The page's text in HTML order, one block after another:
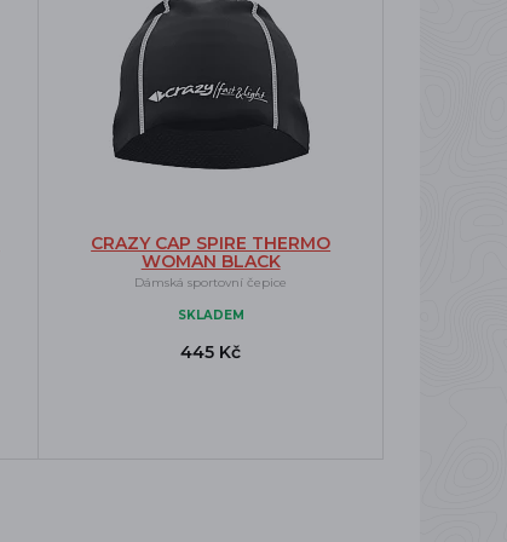
CRAZY CAP SPIRE THERMO
WOMAN BLACK
Dámská sportovní čepice
SKLADEM
445 Kč